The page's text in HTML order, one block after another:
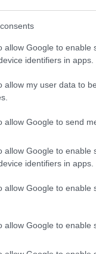
allow Google to enable
identifiers in apps.
allow my user data to
allow Google to send
allow Google to enable
identifiers in apps.
allow Google to enable
allow Google to enable